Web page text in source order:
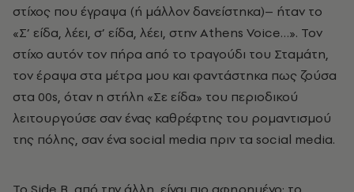
στίχος που έγραψα (ή μάλλον δανείστηκα)– ήταν το
«Σ’ είδα, λέει, σ’ είδα, λέει, στην Athens Voice…». Τον
στίχο αυτόν τον πήρα από το τραγούδι του Σταμάτη,
τον έραψα στα μέτρα μου και φαντάστηκα πως ζούσα
στα 00s, όταν η στήλη «Σε είδα» του περιοδικού
λειτουργούσε σαν ένας καθρέφτης του ρομαντισμού
της πόλης, σαν ένα social media πριν τα social media.